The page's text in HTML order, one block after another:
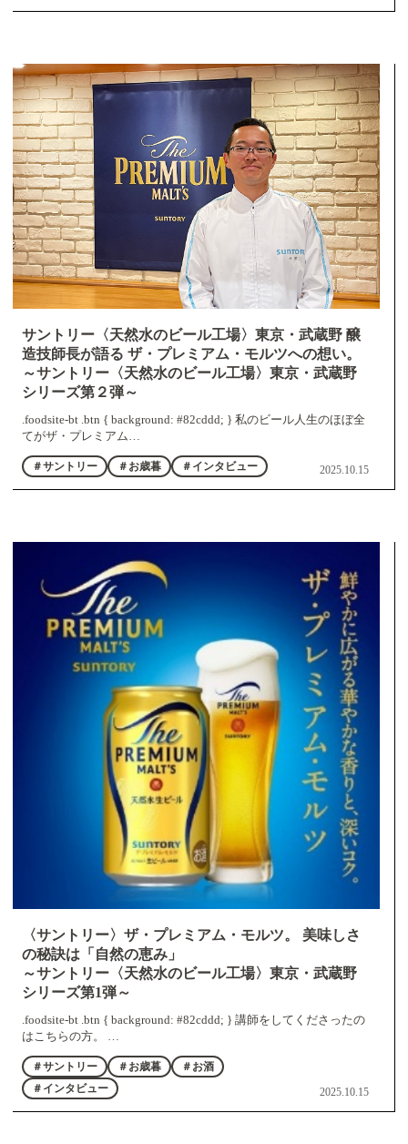
サントリー〈天然水のビール工場〉東京・武蔵野 醸
造技師長が語る ザ・プレミアム・モルツへの想い。
～サントリー〈天然水のビール工場〉東京・武蔵野
シリーズ第２弾～
.foodsite-bt .btn { background: #82cddd; } 私のビール人生のほぼ全
てがザ・プレミアム…
＃サントリー ＃お歳暮 ＃インタビュー 2025.10.15
〈サントリー〉ザ・プレミアム・モルツ。 美味しさ
の秘訣は「自然の恵み」
～サントリー〈天然水のビール工場〉東京・武蔵野
シリーズ第1弾～
.foodsite-bt .btn { background: #82cddd; } 講師をしてくださったの
＃サントリー ＃お歳暮
＃お酒
＃インタビュー
2025.10.15